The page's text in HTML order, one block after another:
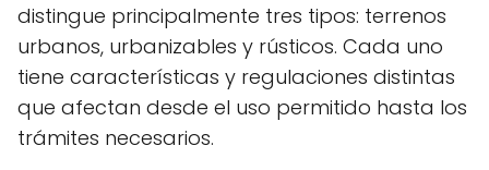
distingue principalmente tres tipos: terrenos
urbanos, urbanizables y rústicos. Cada uno
tiene características y regulaciones distintas
que afectan desde el uso permitido hasta los
trámites necesarios.